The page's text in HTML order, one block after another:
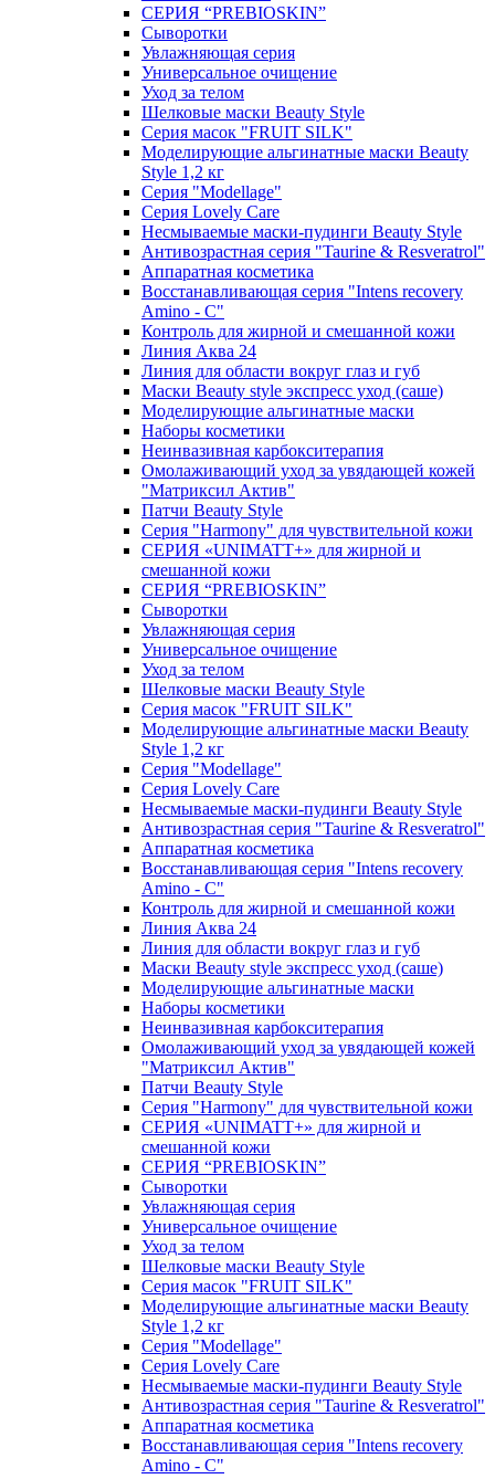
СЕРИЯ “PREBIOSKIN”
Сыворотки
Увлажняющая серия
Универсальное очищение
Уход за телом
Шелковые маски Beauty Style
Серия масок "FRUIT SILK"
Моделирующие альгинатные маски Beauty
Style 1,2 кг
Серия "Modellage"
Cерия Lovely Care
Несмываемые маски-пудинги Beauty Style
Антивозрастная серия "Taurine & Resveratrol"
Аппаратная косметика
Восстанавливающая серия "Intens recovery
Amino - C"
Контроль для жирной и смешанной кожи
Линия Аква 24
Линия для области вокруг глаз и губ
Маски Beauty style экспресс уход (саше)
Моделирующие альгинатные маски
Наборы косметики
Неинвазивная карбокситерапия
Омолаживающий уход за увядающей кожей
"Матриксил Актив"
Патчи Beauty Style
Серия "Harmony" для чувствительной кожи
СЕРИЯ «UNIMATT+» для жирной и
смешанной кожи
СЕРИЯ “PREBIOSKIN”
Сыворотки
Увлажняющая серия
Универсальное очищение
Уход за телом
Шелковые маски Beauty Style
Серия масок "FRUIT SILK"
Моделирующие альгинатные маски Beauty
Style 1,2 кг
Серия "Modellage"
Cерия Lovely Care
Несмываемые маски-пудинги Beauty Style
Антивозрастная серия "Taurine & Resveratrol"
Аппаратная косметика
Восстанавливающая серия "Intens recovery
Amino - C"
Контроль для жирной и смешанной кожи
Линия Аква 24
Линия для области вокруг глаз и губ
Маски Beauty style экспресс уход (саше)
Моделирующие альгинатные маски
Наборы косметики
Неинвазивная карбокситерапия
Омолаживающий уход за увядающей кожей
"Матриксил Актив"
Патчи Beauty Style
Серия "Harmony" для чувствительной кожи
СЕРИЯ «UNIMATT+» для жирной и
смешанной кожи
СЕРИЯ “PREBIOSKIN”
Сыворотки
Увлажняющая серия
Универсальное очищение
Уход за телом
Шелковые маски Beauty Style
Серия масок "FRUIT SILK"
Моделирующие альгинатные маски Beauty
Style 1,2 кг
Серия "Modellage"
Cерия Lovely Care
Несмываемые маски-пудинги Beauty Style
Антивозрастная серия "Taurine & Resveratrol"
Аппаратная косметика
Восстанавливающая серия "Intens recovery
Amino - C"